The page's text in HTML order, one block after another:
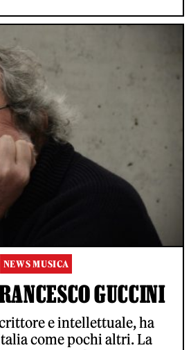
NEWS MUSICA
GUCCINI
e intellettuale, ha
come pochi altri. La